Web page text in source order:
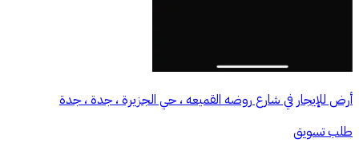
أرض للإيجار في شارع روضه القميعه ، حي الجزيرة ، جدة ، جدة
طلب تسويق